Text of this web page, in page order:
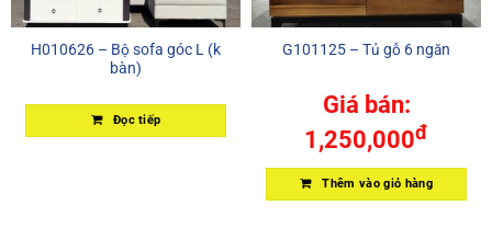
H010626 – Bộ sofa góc L (k
bàn)
Đọc tiếp
G101125 – Tủ gỗ 6 ngăn
Giá bán:
1,250,000đ
Thêm vào giỏ hàng